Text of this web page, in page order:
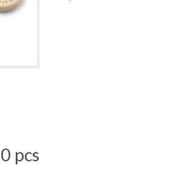
pcs